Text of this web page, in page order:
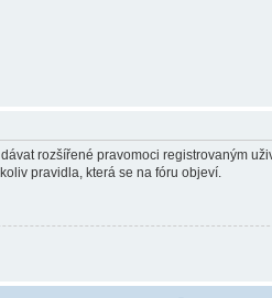
rozšířené pravomoci registrovaným
pravidla, která se na fóru objeví.